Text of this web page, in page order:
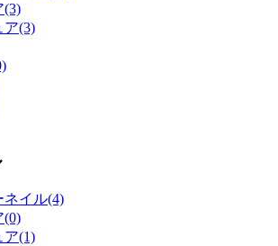
(3)
ア(3)
ネイル(4)
(0)
ア(1)